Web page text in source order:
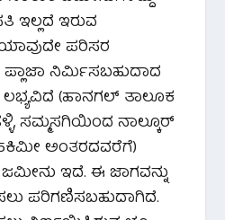
ಇಲ್ಲದೆ ಇರುವ
ಪರಿಸರ
ನಿರ್ಮಿಸಬಹುದಾದ
(ಹಾನಗಲ್ ತಾಲೂಕ
ಸಮ್ಮಸಗಿಯಿಂದ ನಾಲ್ಕೂರ್
ಅಂತರದವರೆಗೆ)
ಇದೆ. ಈ ಜಾಗವನ್ನು
ಪರಿಗಣಿಸಬಹುದಾಗಿದೆ.